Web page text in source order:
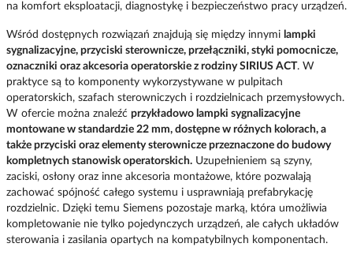
na komfort eksploatacji, diagnostykę i bezpieczeństwo pracy urządzeń.
Wśród dostępnych rozwiązań znajdują się między innymi lampki
sygnalizacyjne, przyciski sterownicze, przełączniki, styki pomocnicze,
oznaczniki oraz akcesoria operatorskie z rodziny SIRIUS ACT. W
praktyce są to komponenty wykorzystywane w pulpitach
operatorskich, szafach sterowniczych i rozdzielnicach przemysłowych.
W ofercie można znaleźć przykładowo lampki sygnalizacyjne
montowane w standardzie 22 mm, dostępne w różnych kolorach, a
także przyciski oraz elementy sterownicze przeznaczone do budowy
kompletnych stanowisk operatorskich. Uzupełnieniem są szyny,
zaciski, osłony oraz inne akcesoria montażowe, które pozwalają
zachować spójność całego systemu i usprawniają prefabrykację
rozdzielnic. Dzięki temu Siemens pozostaje marką, która umożliwia
kompletowanie nie tylko pojedynczych urządzeń, ale całych układów
sterowania i zasilania opartych na kompatybilnych komponentach.